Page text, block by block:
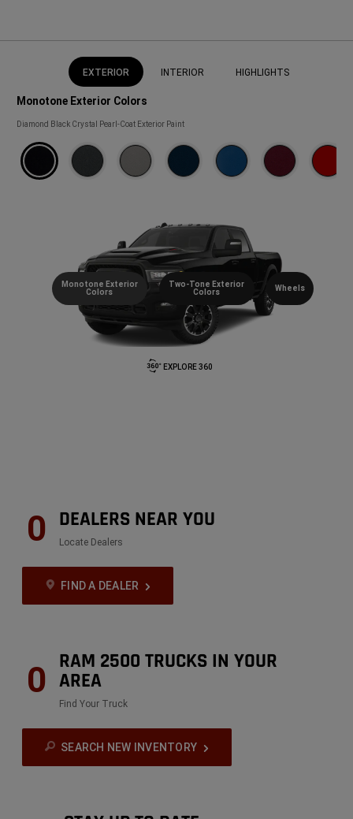
EXTERIOR INTERIOR HIGHLIGHTS
Monotone Exterior Colors
Monotone
Colors
Diamond Black Crystal Pearl-Coat Exterior Paint
EXPLORE 360
Monotone Exterior
Colors
Two-Tone Exterior
Colors
Wheels
0 DEALERS NEAR YOU
Locate Dealers
FIND A DEALER
0 RAM 2500 TRUCKS IN YOUR
AREA
Find Your Truck
SEARCH NEW INVENTORY